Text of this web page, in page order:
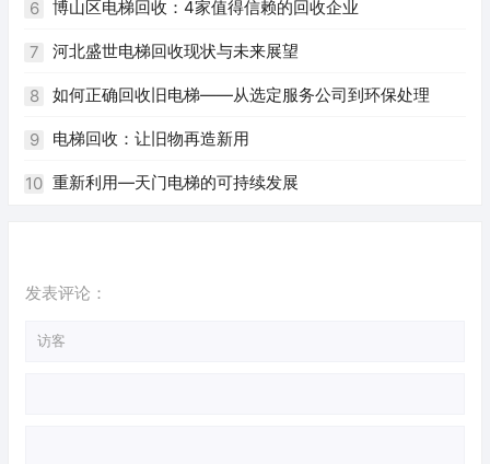
6 博山区电梯回收：4家值得信赖的回收企业
7 河北盛世电梯回收现状与未来展望
8 如何正确回收旧电梯——从选定服务公司到环保处理
9 电梯回收：让旧物再造新用
10 重新利用—天门电梯的可持续发展
发表评论：